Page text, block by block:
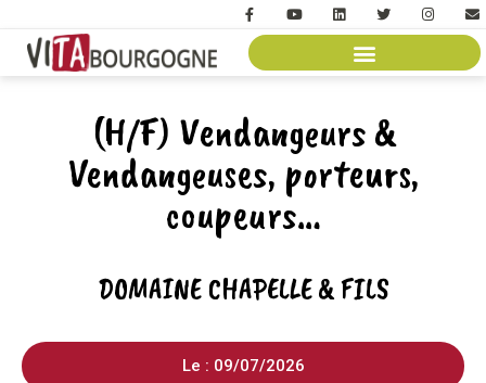
(H/F) Vendangeurs &
Vendangeuses, porteurs,
coupeurs…
DOMAINE CHAPELLE & FILS
Le : 09/07/2026